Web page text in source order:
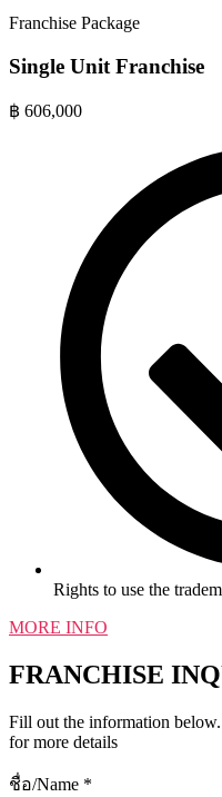
Franchise Package
Single Unit Franchise
฿ 606,000
Rights to use the
MORE INFO
FRANCHISE
Fill out the information
for more details
ชื่อ/Name *